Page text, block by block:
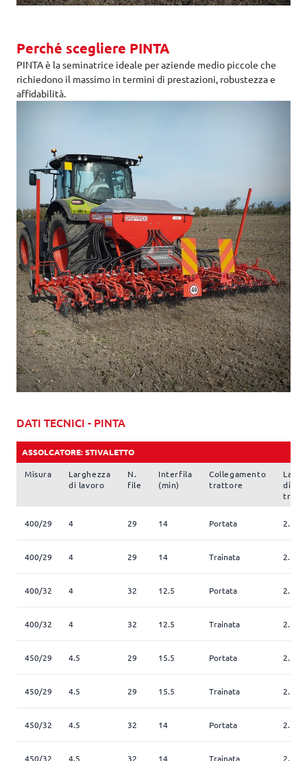
Perché scegliere PINTA
PINTA è la seminatrice ideale per aziende medio piccole che
richiedono il massimo in termini di prestazioni, robustezza e
affidabilità.
DATI TECNICI - PINTA
ASSOLCATORE: STIVALETTO
Misura
Larghezza
di lavoro
N.
file
Interfila
(min)
Collegamento
trattore
di
400/29 4 29 14 Portata 2.5
400/29 4 29 14 Trainata 2.5
400/32 4 32 12.5 Portata 2.5
400/32 4 32 12.5 Trainata 2.5
450/29 4.5 29 15.5 Portata 2.5
450/29 4.5 29 15.5 Trainata 2.5
450/32 4.5 32 14 Portata 2.5
450/32 4.5 32 14 Trainata 2.5